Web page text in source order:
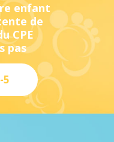
enfant
de
CPE
pas
5